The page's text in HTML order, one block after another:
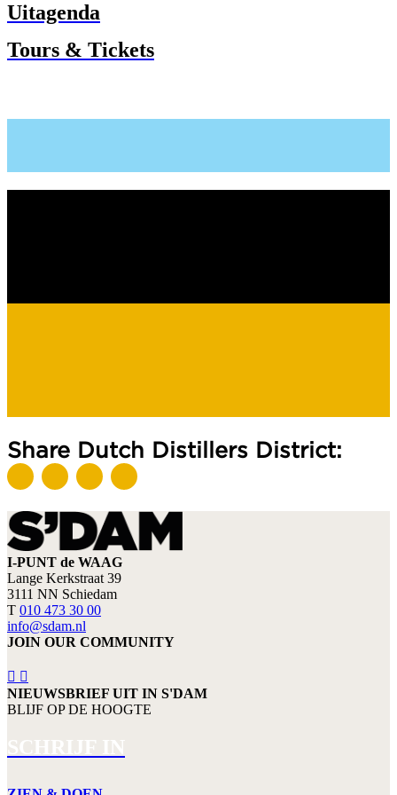
Uitagenda
Tours & Tickets
Share Dutch Distillers District:
I-PUNT de WAAG
Lange Kerkstraat 39
3111 NN Schiedam
T 010 473 30 00
info@sdam.nl
JOIN OUR COMMUNITY
NIEUWSBRIEF UIT IN S'DAM
BLIJF OP DE HOOGTE
SCHRIJF IN